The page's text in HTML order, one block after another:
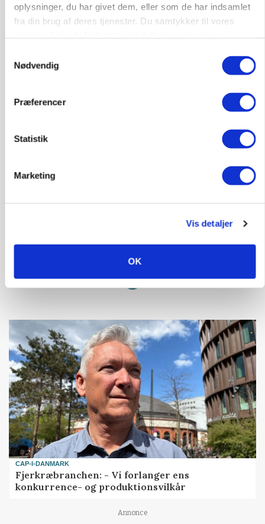
oplysninger, du har givet dem, eller som de har indsamlet
fra din brug af deres tjenester. Du samtykker til vores
Nødvendig
Præferencer
Statistik
Marketing
Vis detaljer
OK
KVÆG
klar til 2027?
Annonce
Loading...
CAP-I-DANMARK
Fjerkræbranchen: - Vi forlanger ens
konkurrence- og produktionsvilkår
Annonce